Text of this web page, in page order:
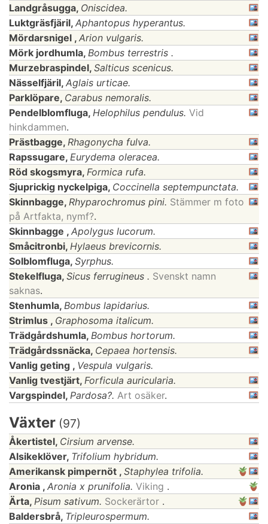
Landgråsugga, Oniscidea.
Luktgräsfjäril, Aphantopus hyperantus.
Mördarsnigel , Arion vulgaris.
Mörk jordhumla, Bombus terrestris .
Murzebraspindel, Salticus scenicus.
Nässelfjäril, Aglais urticae.
Parklöpare, Carabus nemoralis.
Pendelblomfluga, Helophilus pendulus. Vid
hinkdammen.
Prästbagge, Rhagonycha fulva.
Rapssugare, Eurydema oleracea.
Röd skogsmyra, Formica rufa.
Sjuprickig nyckelpiga, Coccinella septempunctata.
Skinnbagge, Rhyparochromus pini. Stämmer m foto
på Artfakta, nymf?.
Skinnbagge , Apolygus lucorum.
Småcitronbi, Hylaeus brevicornis.
Solblomfluga, Syrphus.
Stekelfluga, Sicus ferrugineus . Svenskt namn
saknas.
Stenhumla, Bombus lapidarius.
Strimlus , Graphosoma italicum.
Trädgårdshumla, Bombus hortorum.
Trädgårdssnäcka, Cepaea hortensis.
Vanlig geting , Vespula vulgaris.
Vanlig tvestjärt, Forficula auricularia.
Vargspindel, Pardosa?. Art osäker.
Växter (97)
Åkertistel, Cirsium arvense.
Alsikeklöver, Trifolium hybridum.
Amerikansk pimpernöt , Staphylea trifolia.
Aronia , Aronia x prunifolia. Viking .
Ärta, Pisum sativum. Sockerärtor .
Baldersbrå, Tripleurospermum.